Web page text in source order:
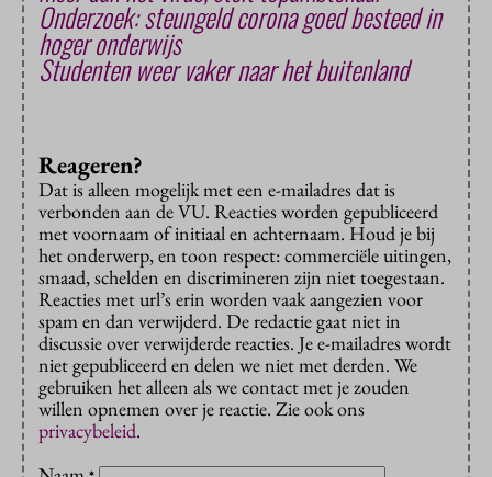
Onderzoek: steungeld corona goed besteed in
hoger onderwijs
Studenten weer vaker naar het buitenland
Reageren?
Dat is alleen mogelijk met een e-mailadres dat is
verbonden aan de VU. Reacties worden gepubliceerd
met voornaam of initiaal en achternaam. Houd je bij
het onderwerp, en toon respect: commerciële uitingen,
smaad, schelden en discrimineren zijn niet toegestaan.
Reacties met url’s erin worden vaak aangezien voor
spam en dan verwijderd. De redactie gaat niet in
discussie over verwijderde reacties. Je e-mailadres wordt
niet gepubliceerd en delen we niet met derden. We
gebruiken het alleen als we contact met je zouden
willen opnemen over je reactie. Zie ook ons
privacybeleid.